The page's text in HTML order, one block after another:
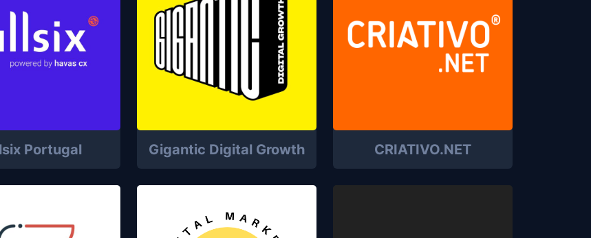
Portugal Gigantic Digital Growth CRIATIVO.NET